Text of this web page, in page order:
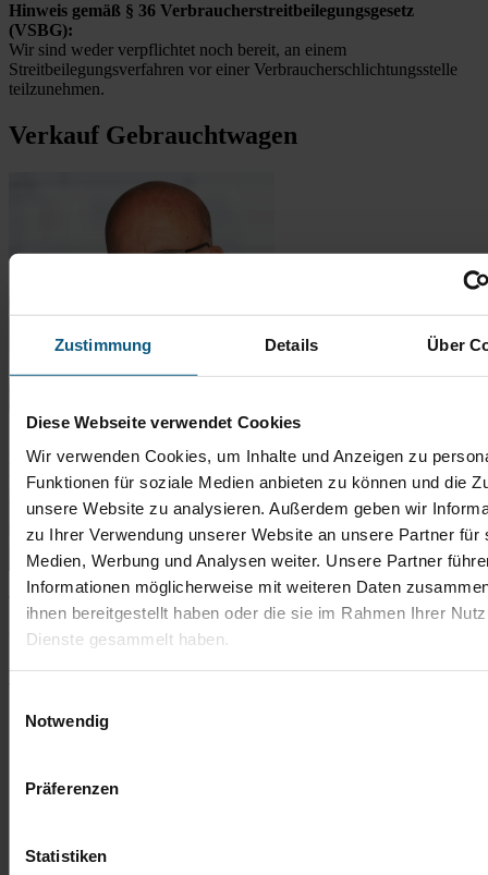
Zustimmung Details Über
Diese Webseite verwendet Cookies
Wir verwenden Cookies, um Inhalte und Anzeigen zu
Funktionen für soziale Medien anbieten zu können und die
unsere Website zu analysieren. Außerdem geben wir
zu Ihrer Verwendung unserer Website an unsere Partner für
Medien, Werbung und Analysen weiter. Unsere Partner
Informationen möglicherweise mit weiteren Daten
ihnen bereitgestellt haben oder die sie im Rahmen Ihrer
Dienste gesammelt haben.
Notwendig
Präferenzen
Statistiken
Hinweis gemäß § 36 Verbraucherstreitbeilegungsgesetz
(VSBG):
Wir sind weder verpflichtet noch bereit, an einem
Streitbeilegungsverfahren vor einer Verbraucherschlichtungsstelle
teilzunehmen.
Verkauf Gebrauchtwagen
Verkaufsberater Gebrauchtwagen
Tel.: 06431 2900-67t.bingener@autobach.de